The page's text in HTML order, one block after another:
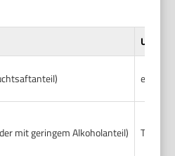
mit geringem Alkoholanteil)